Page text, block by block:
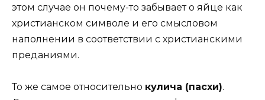
этом случае он почему-то забывает о яйце как
христианском символе и его смысловом
наполнении в соответствии с христианскими
преданиями.
То же самое относительно кулича (пасхи).